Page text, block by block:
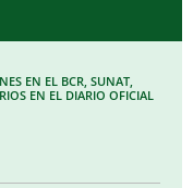
EN EL BCR, SUNAT,
EN EL DIARIO OFICIAL